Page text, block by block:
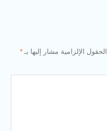
الحقول الإلزامية مشار إليها بـ *